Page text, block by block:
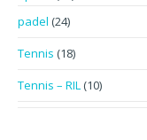
padel (24)
Tennis (18)
Tennis – RIL (10)